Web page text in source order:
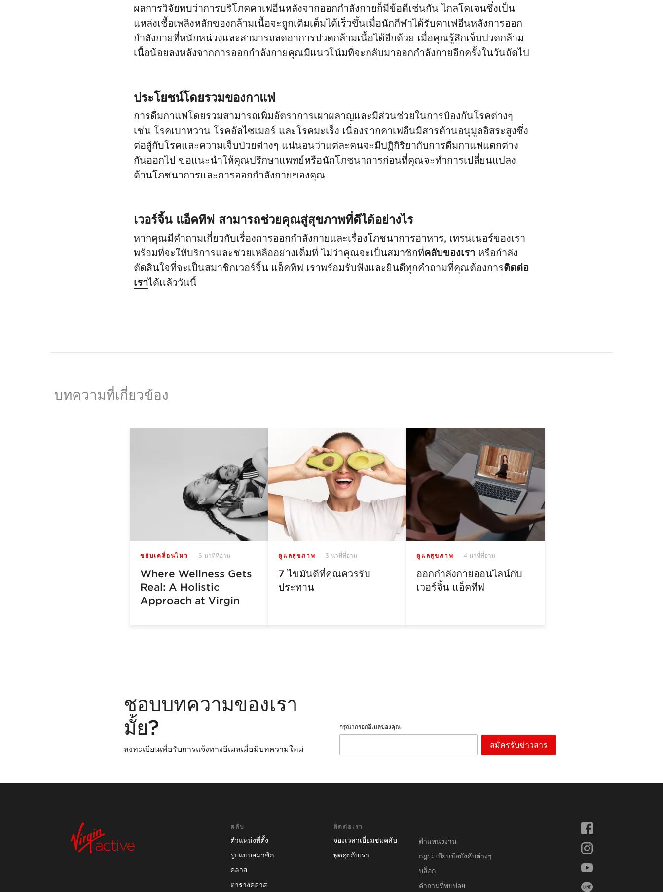
ผลการวิจัยพบว่าการบริโภคคาเฟอีนหลังจากออกกำลังกายก็มีข้อดีเช่นกัน ไกลโคเจนซึ่งเป็น
แหล่งเชื้อเพลิงหลักของกล้ามเนื้อจะถูกเติมเต็มได้เร็วขึ้นเมื่อนักกีฬาได้รับคาเฟอีนหลังการออก
กำลังกายที่หนักหน่วงและสามารถลดอาการปวดกล้ามเนื้อได้อีกด้วย เมื่อคุณรู้สึกเจ็บปวดกล้าม
เนื้อน้อยลงหลังจากการออกกำลังกายคุณมีแนวโน้มที่จะกลับมาออกกำลังกายอีกครั้งในวันถัดไป
ประโยชน์โดยรวมของกาแฟ
การดื่มกาแฟโดยรวมสามารถเพิ่มอัตราการเผาผลาญและมีส่วนช่วยในการป้องกันโรคต่างๆ
เช่น โรคเบาหวาน โรคอัลไซเมอร์ และโรคมะเร็ง เนื่องจากคาเฟอีนมีสารต้านอนุมูลอิสระสูงซึ่ง
ต่อสู้กับโรคและความเจ็บป่วยต่างๆ แน่นอนว่าแต่ละคนจะมีปฏิกิริยากับการดื่มกาแฟแตกต่าง
กันออกไป ขอแนะนำให้คุณปรึกษาแพทย์หรือนักโภชนาการก่อนที่คุณจะทำการเปลี่ยนแปลง
ด้านโภชนาการและการออกกำลังกายของคุณ
เวอร์จิ้น แอ็คทีฟ สามารถช่วยคุณสู่สุขภาพที่ดีได้อย่างไร
หากคุณมีคำถามเกี่ยวกับเรื่องการออกกำลังกายและเรื่องโภชนาการอาหาร, เทรนเนอร์ของเรา
พร้อมที่จะให้บริการและช่วยเหลืออย่างเต็มที่ ไม่ว่าคุณจะเป็นสมาชิกที่คลับของเรา หรือกำลัง
ตัดสินใจที่จะเป็นสมาชิกเวอร์จิ้น แอ็คทีฟ เราพร้อมรับฟังและยินดีทุกคำถามที่คุณต้องการติดต่อ
เราได้เเล้ววันนี้
บทความที่เกี่ยวข้อง
ขยับเคลื่อนไหว 5 นาที่ที่อ่าน
Where Wellness Gets
Real: A Holistic
Approach at Virgin
ดูแลสุขภาพ 3 นาที่ที่อ่าน
7 ไขมันดีที่คุณควรรับ
ประทาน
ดูแลสุขภาพ 4 นาที่ที่อ่าน
ออกกำลังกายออนไลน์กับ
เวอร์จิ้น แอ็คทีฟ
ชอบบทความของเรา
มั้ย?
ลงทะเบียนเพื่อรับการแจ้งทางอีเมลเมื่อมีบทความใหม่
กรุณากรอกอีเมลของคุณ
สมัครรับข่าวสาร
คลับ
ตำแหน่งที่ตั้ง
รูปแบบสมาชิก
คลาส
ตารางคลาส
ติดต่อเรา
จองเวลาเยี่ยมชมคลับ
พูดคุยกับเรา
ตำแหน่งงาน
กฎระเบียบข้อบังคับต่างๆ
บล็อก
คําถามที่พบบ่อย